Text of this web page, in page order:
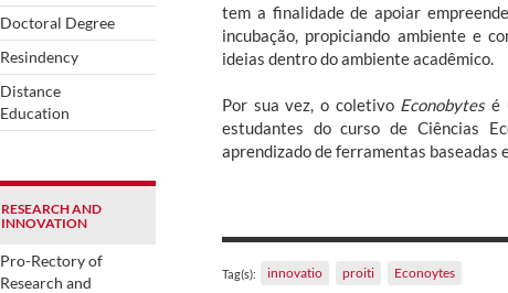
Doctoral Degree
Resindency
Distance
Education
RESEARCH AND
INNOVATION
Pro-Rectory of
Research and
tem a finalidade de apoiar
incubação, propiciando ambiente e
ideias dentro do ambiente acadêmico.
Por sua vez, o coletivo Econobytesé
estudantes do curso de Ciências
aprendizado de ferramentas baseadas
Tag(s): innovatio proiti Econoytes